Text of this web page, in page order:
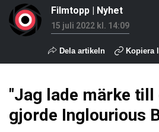
Filmtopp | Nyhet
15 juli 2022 kl. 14:09
Dela artikeln Kopiera
"Jag lade märke till
gjorde Inglourious